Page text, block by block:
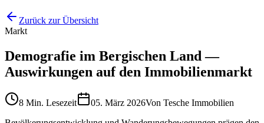
Zurück zur Übersicht
Markt
Demografie im Bergischen Land —
Auswirkungen auf den Immobilienmarkt
8 Min. Lesezeit 05. März 2026Von Tesche Immobilien